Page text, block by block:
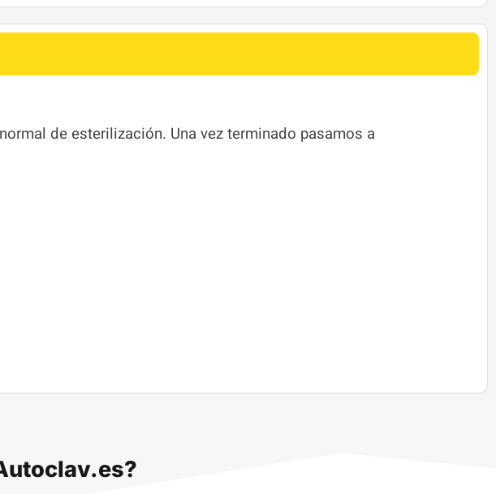
de esterilización. Una vez terminado pasamos a